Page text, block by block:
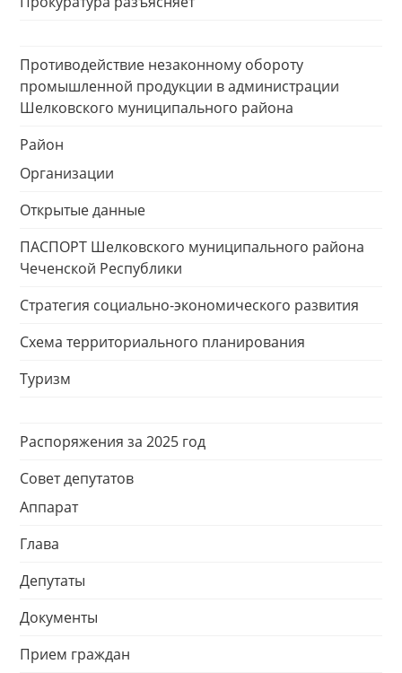
Противодействие незаконному обороту
промышленной продукции в администрации
Шелковского муниципального района
Район
Организации
Открытые данные
ПАСПОРТ Шелковского муниципального района
Чеченской Республики
Стратегия социально-экономического развития
Схема территориального планирования
Туризм
Распоряжения за 2025 год
Совет депутатов
Аппарат
Глава
Депутаты
Документы
Прием граждан